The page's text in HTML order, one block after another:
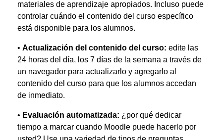
materiales de aprendizaje apropiados. Incluso puede
controlar cuándo el contenido del curso específico
está disponible para los alumnos.
• Actualización del contenido del curso: edite las
24 horas del día, los 7 días de la semana a través de
un navegador para actualizarlo y agregarlo al
contenido del curso para que los alumnos accedan
de inmediato.
• Evaluación automatizada: ¿por qué dedicar
tiempo a marcar cuando Moodle puede hacerlo por